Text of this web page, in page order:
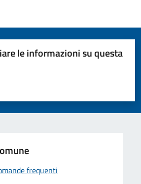
le informazioni su questa
5 stelle su 5
su 5
su 5
5
frequenti